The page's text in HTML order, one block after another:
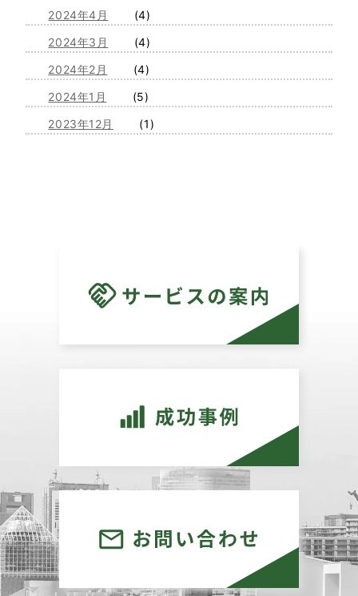
2024年4月
(4)
2024年3月
(4)
2024年2月
(4)
2024年1月
(5)
2023年12月
(1)